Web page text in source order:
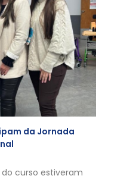
da Jornada
curso estiveram